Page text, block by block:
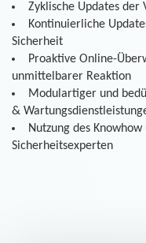
Zyklische Updates der
Kontinuierliche
Sicherheit
Proaktive Online-
unmittelbarer Reaktion
Modulartiger und
&
Nutzung des
Sicherheitsexperten